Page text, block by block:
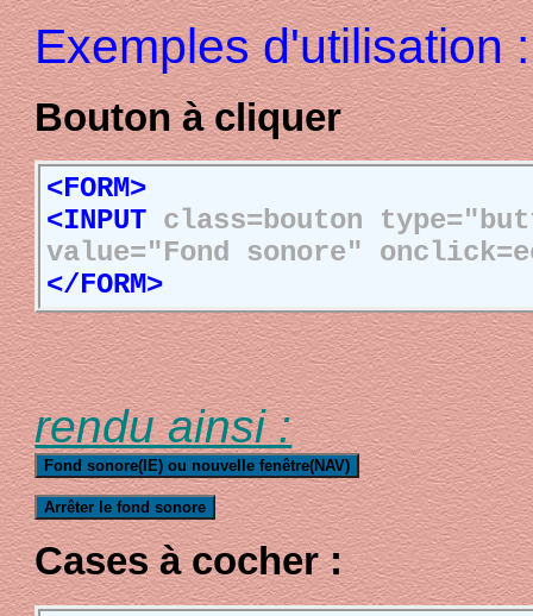
Exemples d'utilisation :
Bouton à cliquer
<FORM>
<INPUT class=bouton
value="Fond sonore"
</FORM>
rendu ainsi :
Cases à cocher :